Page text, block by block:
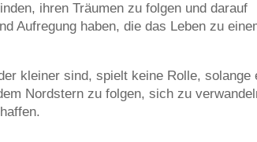
ihren Träumen zu folgen und darauf
Aufregung haben, die das Leben zu
kleiner sind, spielt keine Rolle, solange
Nordstern zu folgen, sich zu